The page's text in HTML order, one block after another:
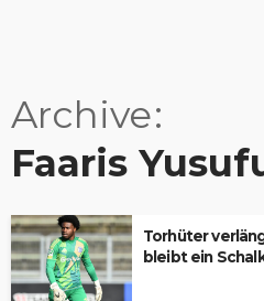
Archive
Faaris
Torhüter
bleibt ein